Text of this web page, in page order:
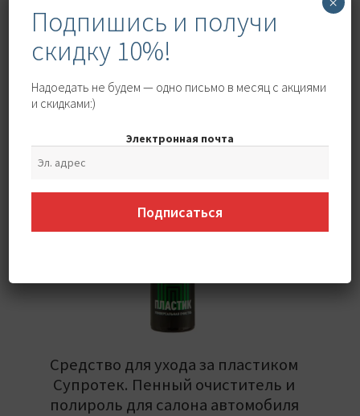
Очиститель бензиновой топливной
системы (250 мл) [Уценка]
Первоначальная
составляла
Текущая
517 ₽.
Средство для ухода за пластиком
Супротек. Пенный очиститель и
полироль для салона автомобиля
Подпишись и получи
скидку 10%!
Надоедать не будем — одно письмо в месяц с акциями
и скидками:)
Электронная почта
Подписаться